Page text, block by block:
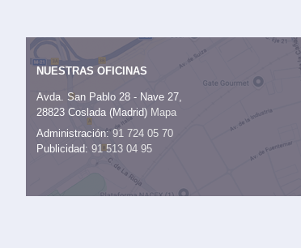
NUESTRAS OFICINAS
Avda. San Pablo 28 - Nave 27,
28823 Coslada (Madrid) Mapa
Administración:91 724 05 70
Publicidad: 91 513 04 95